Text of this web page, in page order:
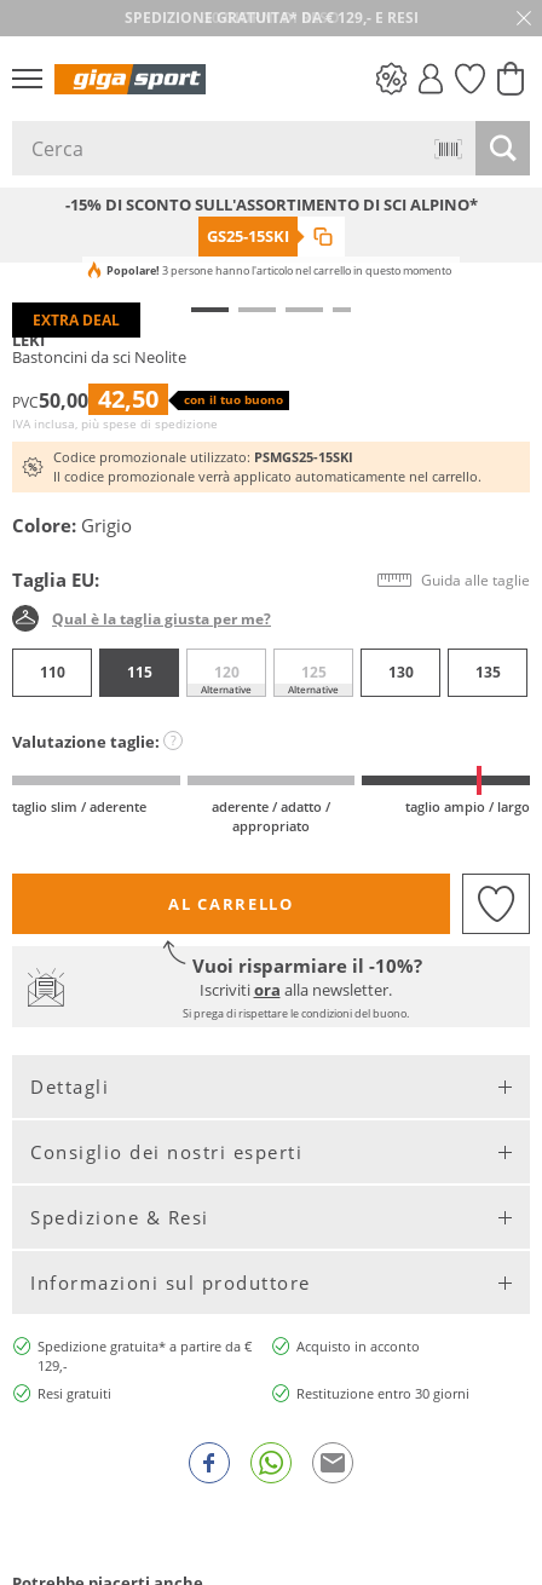
30 GIORNI DI RESO
-15% DI SCONTO SULL'ASSORTIMENTO DI SCI ALPINO*
GS25-15SKI
EXTRA DEAL
Popolare! 3 persone hanno l'articolo nel carrello in questo momento
LEKI
Bastoncini da sci Neolite
PVC50,00 42,50
con il tuo buono
IVA inclusa, più spese di spedizione
Codice promozionale utilizzato: PSMGS25-15SKI
Il codice promozionale verrà applicato automaticamente nel carrello.
Colore: Grigio
Taglia EU: Guida alle taglie
Qual è la taglia giusta per me?
110 115 120
Alternative
125
Alternative
130 135
Valutazione taglie: ?
taglio slim / aderente
aderente / adatto /
appropriato
taglio ampio / largo
AL CARRELLO
Vuoi risparmiare il -10%?
Iscrivitiora alla newsletter.
Si prega di rispettare le condizioni del buono.
Dettagli
Consiglio dei nostri esperti
Spedizione & Resi
Informazioni sul produttore
Spedizione gratuita* a partire da €
129,-
Acquisto in acconto
Resi gratuiti Restituzione entro 30 giorni